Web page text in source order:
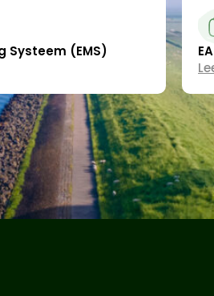
Systeem (EMS)